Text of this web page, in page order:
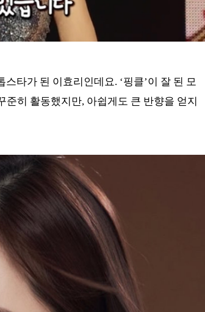
타가 된 이효리인데요. ‘핑클’이 잘 된 모
준히 활동했지만, 아쉽게도 큰 반향을 얻지